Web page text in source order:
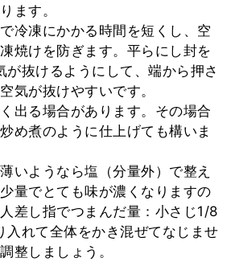
ます。
冷凍にかかる時間を短くし、空
焼けを防ぎます。平らにし封を
が抜けるようにして、端から押さ
気が抜けやすいです。
出る場合があります。その場合
め煮のように仕上げても構いま
いようなら塩（分量外）で整え
量でとても味が濃くなりますの
差し指でつまんだ量：小さじ1/8
入れて全体をかき混ぜてなじませ
整しましょう。